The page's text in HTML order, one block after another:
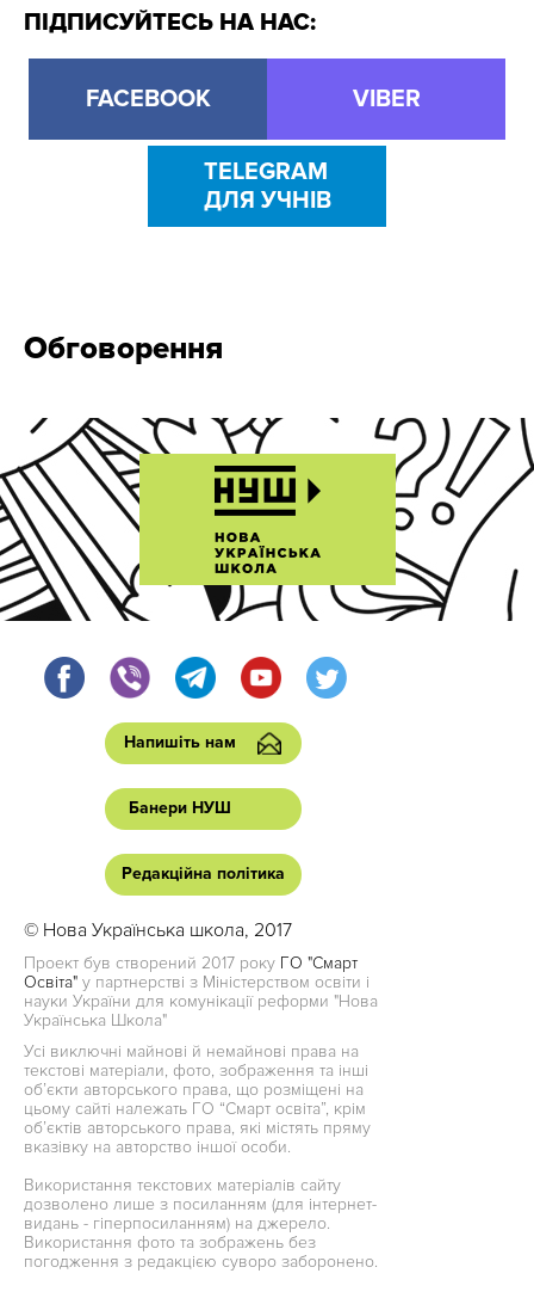
ПІДПИСУЙТЕСЬ НА НАС:
FACEBOOK VIBER
TELEGRAM
ДЛЯ УЧНІВ
Обговорення
Напишіть нам
Банери НУШ
Редакційна політика
© Нова Українська школа, 2017
Проект був створений 2017 року ГО "Смарт
Освіта" у партнерстві з Міністерством освіти і
науки України для комунікації реформи "Нова
Українська Школа"
Усі виключні майнові й немайнові права на
текстові матеріали, фото, зображення та інші
об’єкти авторського права, що розміщені на
цьому сайті належать ГО “Смарт освіта”, крім
об’єктів авторського права, які містять пряму
вказівку на авторство іншої особи.
Використання текстових матеріалів сайту
дозволено лише з посиланням (для інтернет-
видань - гіперпосиланням) на джерело.
Використання фото та зображень без
погодження з редакцією суворо заборонено.